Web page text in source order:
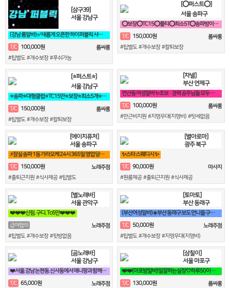
[삼구39]
서울 강남구
(강남 룸알바) ✅새롭게 오픈한 하이퍼블릭 샤이니 입니다!!!✅
T/C
100,000원
룸싸롱
#팁별도 #개수보장 #푸쉬가능
[⭕퍼스트⭕]
서울 송파구
⭕보장⭕TC15⭕풀티⭕최소5T⭕송파방이잠실석촌⭕강남역삼⭕선릉
T/C 150,000원
룸싸롱
#팁별도 #개수보장 #칼퇴보장
[⭐퍼스트⭐]
서울 강남구
⭐송파⭐대형클럽⭐TC15만⭐보장⭐최소5개⭐송파⭐방이⭐잠실⭐석촌⭐강남⭐역삼
T/C
150,000원
룸싸롱
#팁별도 #개수보장 #칼퇴보장
[차넬]
부산 연제구
연산동 여성알바 ✨초보 · 경력 공주님들 모두 환영 연산동 1등업소✨
T/C
100,000원
룸싸롱
#만근비지원 #지명우대(지명비) #텃세없음
[에이치퓨처]
서울 송파구
⚡️잠실 송파 1등 가라오케 24시 365일 영업 당일지급⚡
T/C
150,000원
노래주점
#출퇴근지원 #식사제공 #팁별도
[별아로마]
광주 북구
✨스타 스웨디시 ✨
T/C 90,000원
마사지
#원룸제공 #출퇴근지원 #식사제공
[별노래바]
서울 관악구
❤️❤️❤️신림. 구디. Tc6만❤️❤️❤️
급여협의
노래주점
#팁별도 #개수보장 #뒷방없음
[토마토]
부산 동래구
(부산여성알바)☀️부산 동래구 보도 언니들 구해요☀️
T/C 50,000원
노래주점
#팁별도 #개수보장 #지명우대(지명비)
[곰노래바]
서울 강남구
❤️서울.강남 논현동.신사동에서 애니팡과 함께할 가족모집 【노래방알바.고수익알바.고소득알바】
T/C 65,000원
노래주점
[삼칠이]
서울 마포구
❤️❤️(마포밤알바)일잘하는실장♡하루50이상♡90분♡당일지급♡❤️❤️
T/C 130,000원
룸싸롱